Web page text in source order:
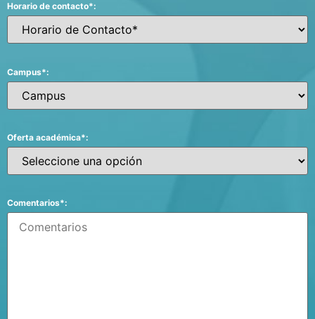
Horario de contacto*:
Campus*:
Oferta académica*:
Comentarios*: